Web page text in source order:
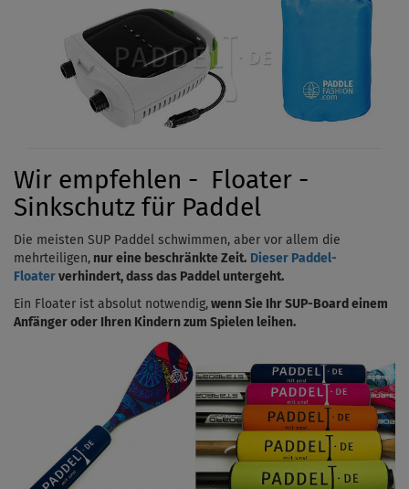
Wir empfehlen - Floater -
Sinkschutz für Paddel
Die meisten SUP Paddel schwimmen, aber vor allem die
mehrteiligen, nur eine beschränkte Zeit. Dieser Paddel-
Floater verhindert, dass das Paddel untergeht.
Ein Floater ist absolut notwendig, wenn Sie Ihr SUP-Board einem
Anfänger oder Ihren Kindern zum Spielen leihen.